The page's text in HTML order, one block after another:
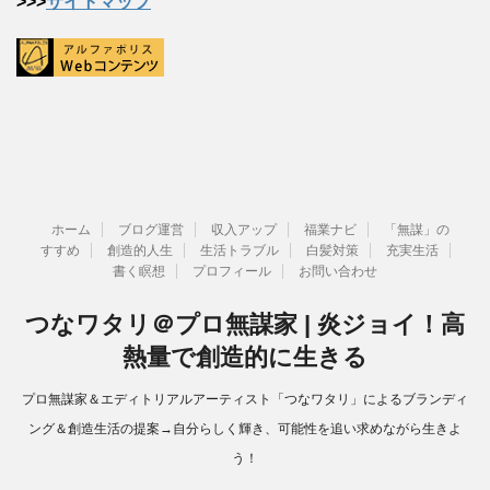
ホーム ブログ運営 収入アップ 福業ナビ
「無謀」の
すすめ
創造的人生 生活トラブル 白髪対策
充実生活
書く瞑想
プロフィール お問い合わせ
つなワタリ＠プロ無謀家 | 炎ジョイ！高
熱量で創造的に生きる
プロ無謀家＆エディトリアルアーティスト「つなワタリ」によるブランディ
ング＆創造生活の提案→自分らしく輝き、可能性を追い求めながら生きよ
う！